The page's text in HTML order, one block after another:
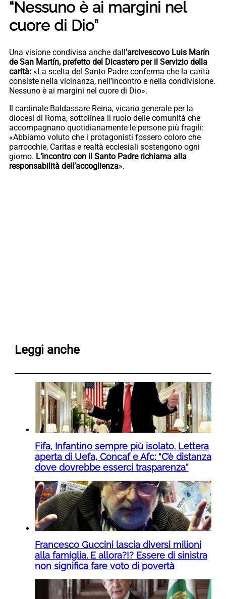
“Nessuno è ai margini nel
cuore di Dio”
Una visione condivisa anche dall’arcivescovo Luis Marín
de San Martín, prefetto del Dicastero per il Servizio della
carità: «La scelta del Santo Padre conferma che la carità
consiste nella vicinanza, nell’incontro e nella condivisione.
Nessuno è ai margini nel cuore di Dio».
Il cardinale Baldassare Reina, vicario generale per la
diocesi di Roma, sottolinea il ruolo delle comunità che
accompagnano quotidianamente le persone più fragili:
«Abbiamo voluto che i protagonisti fossero coloro che
parrocchie, Caritas e realtà ecclesiali sostengono ogni
giorno. L’incontro con il Santo Padre richiama alla
responsabilità dell’accoglienza».
Leggi anche
Fifa, Infantino sempre più isolato. Lettera
aperta di Uefa, Concaf e Afc: “C’è distanza
dove dovrebbe esserci trasparenza”
Francesco Guccini lascia diversi milioni
alla famiglia. E allora?!? Essere di sinistra
non significa fare voto di povertà